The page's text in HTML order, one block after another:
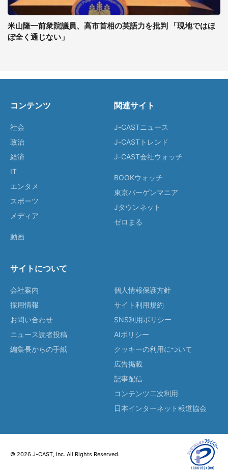
米山隆一前衆院議員、高市首相の英語力を批判 「現地ではほ
ぼ全く通じない」
コンテンツ
社会
政治
経済
IT
エンタメ
スポーツ
メディア
動画
関連サイト
J-CASTニュース
J-CASTトレンド
J-CAST会社ウォッチ
BOOKウォッチ
東京バーゲンマニア
Jタウンネット
ゼロまる
サイトについて
会社案内
採用情報
お問い合わせ
ニュース読者投稿
編集長からの手紙
個人情報保護方針
サイト利用規約
SNS利用ポリシー
AIポリシー
クッキーの利用について
広告掲載
記事配信
コンテンツ二次利用
日本インターネット報道協会
© 2026 J-CAST, Inc. All Rights Reserved.